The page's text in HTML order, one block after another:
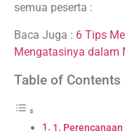
semua peserta :
Baca Juga : 6 Tips
Mengatasinya dalam
Table of Contents
1.